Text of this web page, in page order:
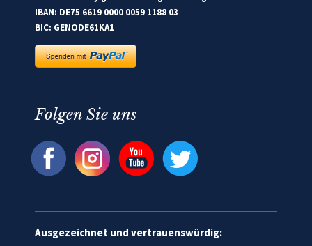
IBAN: DE75 6619 0000 0059 1188 03
BIC: GENODE61KA1
Folgen Sie uns
Ausgezeichnet und vertrauenswürdig: